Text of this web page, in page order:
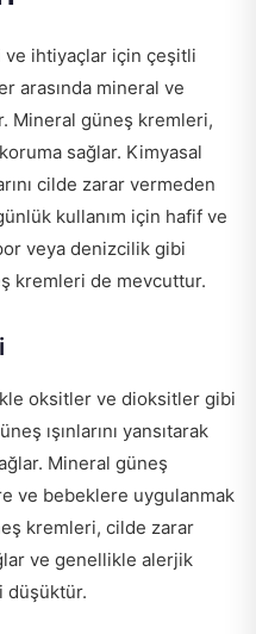
ve ihtiyaçlar için çeşitli
arasında mineral ve
Mineral güneş kremleri,
sağlar. Kimyasal
cilde zarar vermeden
kullanım için hafif ve
veya denizcilik gibi
kremleri de mevcuttur.
oksitler ve dioksitler gibi
ışınlarını yansıtarak
Mineral güneş
ve bebeklere uygulanmak
kremleri, cilde zarar
ve genellikle alerjik
düşüktür.